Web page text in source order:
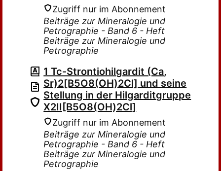
Zugriff nur im Abonnement
Beiträge zur Mineralogie und
Petrographie - Band 6 - Heft
Beiträge zur Mineralogie und
Petrographie
1 Tc-Strontiohilgardit (Ca,
Sr)2[B5O8(OH)2Cl] und seine
Stellung in der Hilgarditgruppe
X2II[B5O8(OH)2Cl]
Zugriff nur im Abonnement
Beiträge zur Mineralogie und
Petrographie - Band 6 - Heft
Beiträge zur Mineralogie und
Petrographie